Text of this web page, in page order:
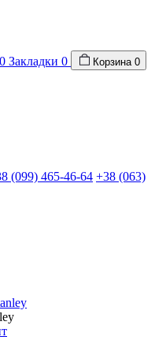
0 Закладки 0 Корзина 0
(099) 465-46-64 +38 (063)